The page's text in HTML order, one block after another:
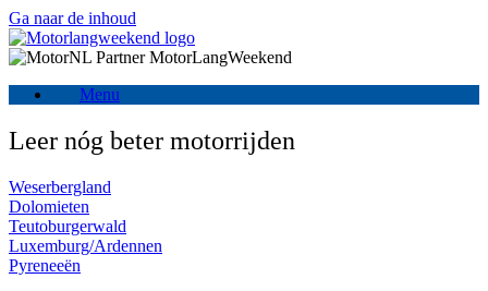
Ga naar de inhoud
Menu
Leer nóg beter motorrijden
Weserbergland
Dolomieten
Teutoburgerwald
Luxemburg/Ardennen
Pyreneeën